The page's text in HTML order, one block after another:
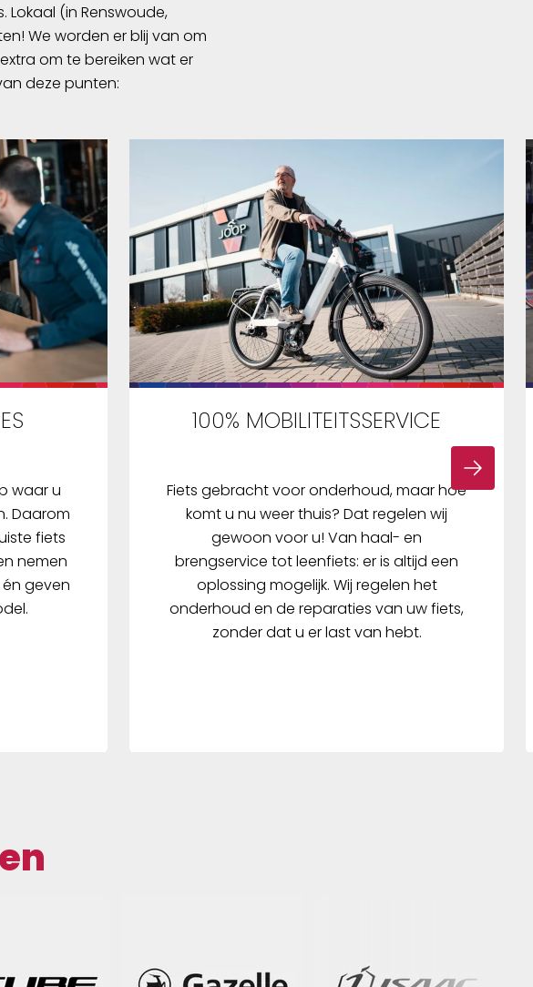
Lokaal (in Renswoude,
We worden er blij van om
om te bereiken wat er
deze punten:
waar u
Daarom
fiets
nemen
geven
100% MOBILITEITSSERVICE
Fiets gebracht voor onderhoud, maar hoe
komt u nu weer thuis? Dat regelen wij
gewoon voor u! Van haal- en
brengservice tot leenfiets: er is altijd een
oplossing mogelijk. Wij regelen het
onderhoud en de reparaties van uw fiets,
zonder dat u er last van hebt.